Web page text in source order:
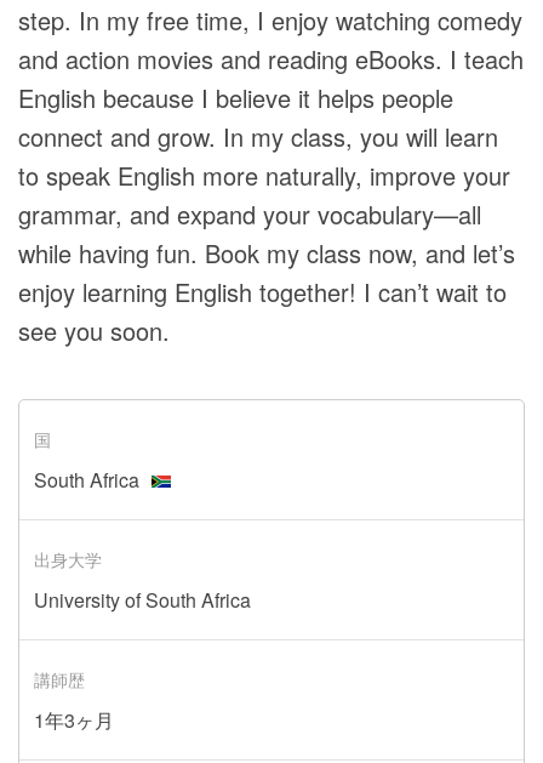
step. In my free time, I enjoy watching comedy
and action movies and reading eBooks. I teach
English because I believe it helps people
connect and grow. In my class, you will learn
to speak English more naturally, improve your
grammar, and expand your vocabulary—all
while having fun. Book my class now, and let’s
enjoy learning English together! I can’t wait to
see you soon.
国
South Africa
出身大学
University of South Africa
講師歴
1年3ヶ月